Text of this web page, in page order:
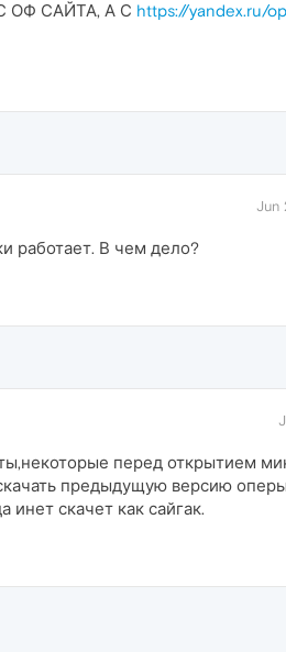
ОФ САЙТА, А С https://yandex.ru/
Jun
работает. В чем дело?
перед открытием
предыдущую версию
скачет как сайгак.